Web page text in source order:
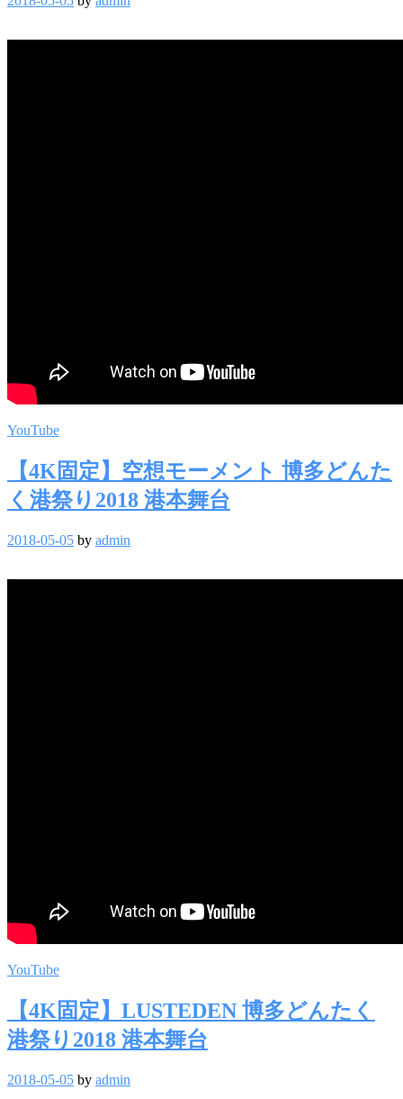
YouTube
【4K固定】空想モーメント 博多どんた
く港祭り2018 港本舞台
2018-05-05 by admin
YouTube
【4K固定】LUSTEDEN 博多どんたく
港祭り2018 港本舞台
2018-05-05 by admin